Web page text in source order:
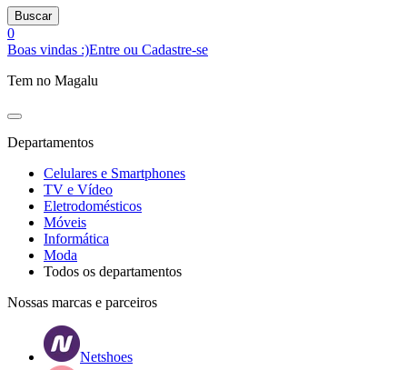
Buscar
0
Boas vindas :)Entre ou Cadastre-se
Tem no Magalu
Departamentos
Celulares e Smartphones
TV e Vídeo
Eletrodomésticos
Móveis
Informática
Moda
Todos os departamentos
Nossas marcas e parceiros
Netshoes